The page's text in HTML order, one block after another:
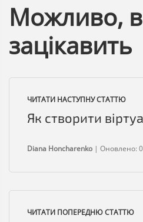
Можливо,
зацікавить
ЧИТАТИ ПОПЕРЕДНЮ СТАТТЮ
ЧИТАТИ НАСТУПНУ СТАТТЮ
Як створити
Diana Honcharenko | Оновлено: